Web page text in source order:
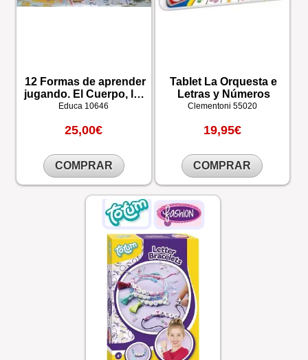
12 Formas de aprender
jugando. El Cuerpo, las
Profesiones y las Letras
Educa 10646
25,00€
COMPRAR
Tablet La Orquesta e
Letras y Números
Clementoni 55020
19,95€
COMPRAR